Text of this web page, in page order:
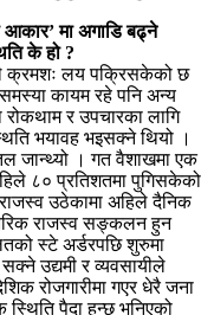
आकार’ मा अगाडि बढ्ने
के हो ?
क्रमशः लय पक्रिसकेको छ
समस्या कायम रहे पनि अन्य
र उपचारका लागि
भयावह भइसक्ने थियो ।
जान्थ्यो । गत वैशाखमा एक
८० प्रतिशतमा पुगिसकेको
उठेकामा अहिले दैनिक
राजस्व सङ्कलन हुन
स्टे अर्डरपछि शुरुमा
उद्यमी र व्यवसायीले
रोजगारीमा गएर धेरै जना
स्थिति पैदा हुन्छ भनिएको